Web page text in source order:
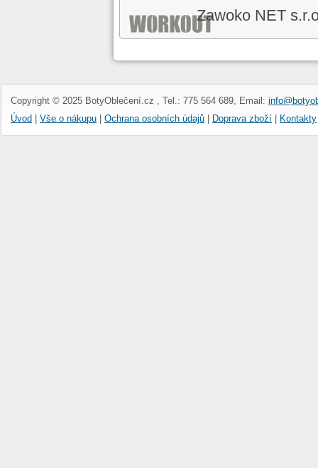
Zawoko NET
Copyright © 2025 BotyOblečení.cz , Tel.: 775 564 689, Email:
Úvod | Vše o nákupu | Ochrana osobních údajů | Doprava zboží | Kontakty